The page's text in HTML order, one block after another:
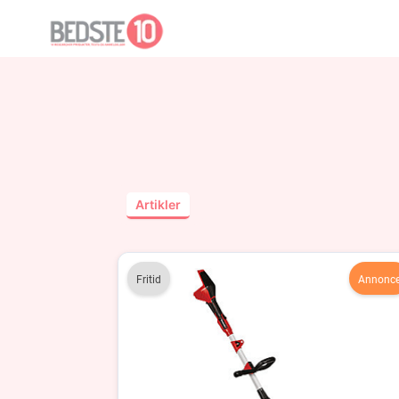
Artikler
Fritid